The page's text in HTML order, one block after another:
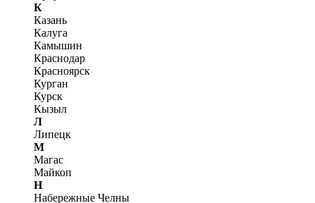
К
Казань
Калуга
Камышин
Краснодар
Красноярск
Курган
Курск
Кызыл
Л
Липецк
М
Магас
Майкоп
Н
Набережные Челны